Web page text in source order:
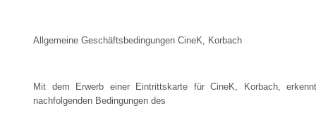
Allgemeine Geschäftsbedingungen CineK, Korbach
Mit dem Erwerb einer Eintrittskarte fürCineK, Korbach,
nachfolgenden Bedingungen des